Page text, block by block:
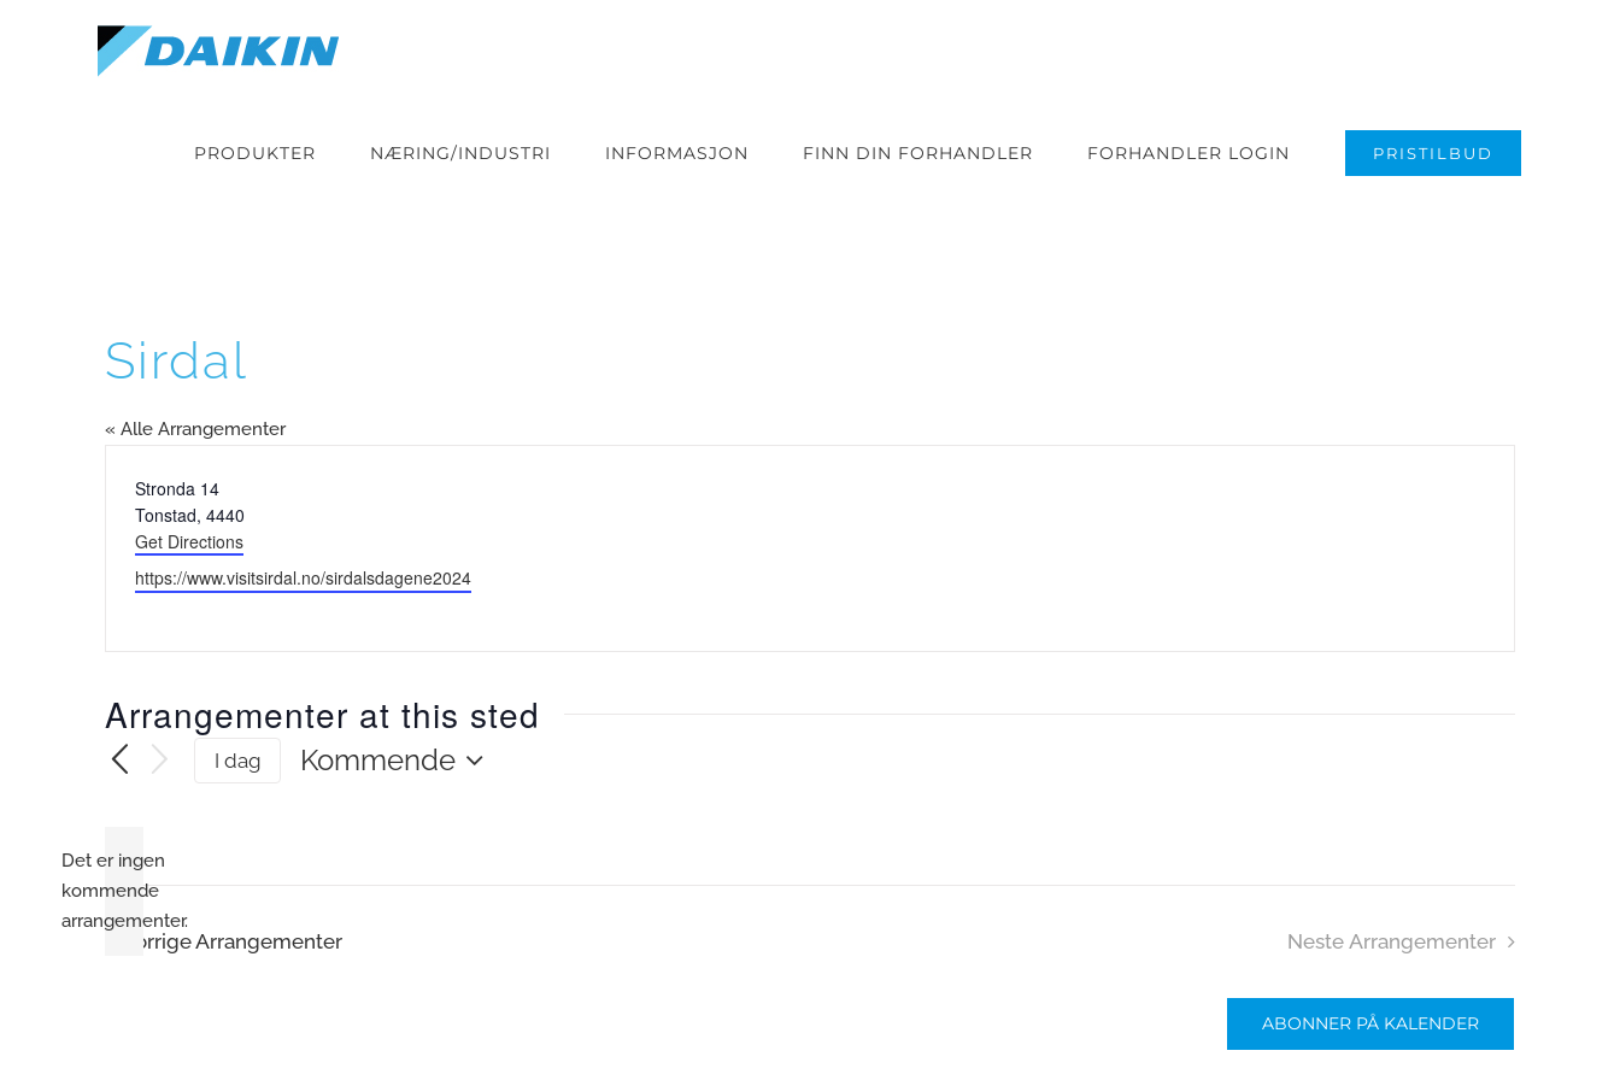
PRODUKTER NÆRING/INDUSTRI INFORMASJON FINN DIN FORHANDLER FORHANDLER LOGIN PRISTILBUD
Sirdal
« Alle Arrangementer
Address
Stronda 14
Tonstad, 4440
Get Directions
Website
https://www.visitsirdal.no/sirdalsdagene2024
Arrangementer at this sted
Det er ingen
kommende
arrangementer.
I dag
Kommende
ForrigeArrangementer NesteArrangementer
ABONNER PÅ KALENDER